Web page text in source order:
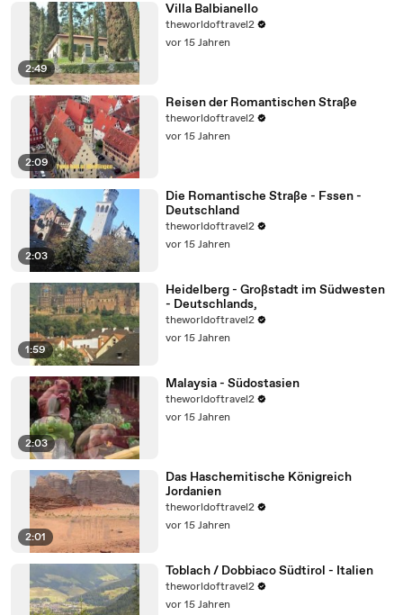
2:49
Villa Balbianello
theworldoftravel2
vor 15 Jahren
2:09
Reisen der Romantischen Straße
theworldoftravel2
vor 15 Jahren
2:03
Die Romantische Straße - Fssen -
Deutschland
theworldoftravel2
vor 15 Jahren
1:59
Heidelberg - Großstadt im Südwesten
- Deutschlands,
theworldoftravel2
vor 15 Jahren
2:03
Malaysia - Südostasien
theworldoftravel2
vor 15 Jahren
2:01
Das Haschemitische Königreich
Jordanien
theworldoftravel2
vor 15 Jahren
Toblach / Dobbiaco Südtirol - Italien
theworldoftravel2
vor 15 Jahren